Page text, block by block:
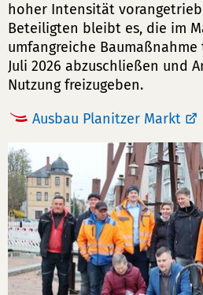
hoher Intensität
Beteiligten bleibt es, die im
umfangreiche
Juli 2026 abzuschließen und
Nutzung freizugeben.
Ausbau Planitzer Markt